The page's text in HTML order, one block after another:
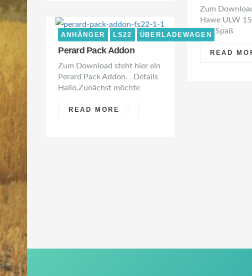
Zum
Hawe ULW
Viel Spaß
READ
Perard Pack Addon
ANHÄNGER LS22 ÜBERLADEWAGEN
Zum Download steht hier ein
Perard Pack Addon. Details
Hallo,Zunächst möchte
READ MORE